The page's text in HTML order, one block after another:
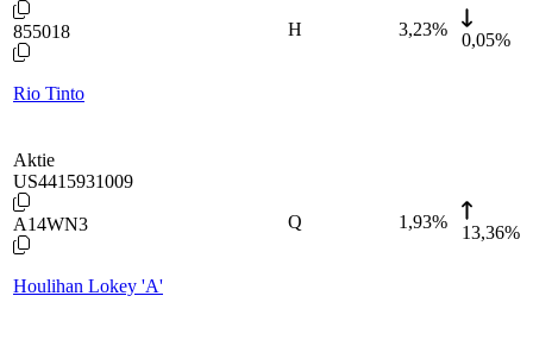
855018
Rio Tinto
H 3,23%
0,05%
Aktie
US4415931009
A14WN3
Houlihan Lokey 'A'
Q 1,93%
13,36%